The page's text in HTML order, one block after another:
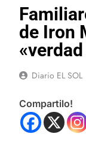
de Iron
Diario EL SOL
Compartilo!